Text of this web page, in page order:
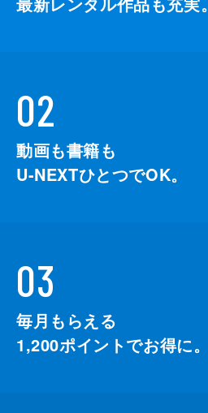
02
動画も書籍も
U-NEXTひとつでOK。
03
毎月もらえる
1,200ポイントでお得に。